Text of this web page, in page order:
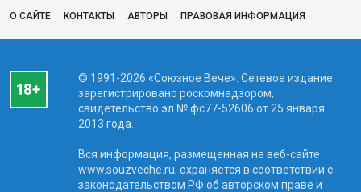
О САЙТЕ КОНТАКТЫ АВТОРЫ ПРАВОВАЯ ИНФОРМАЦИЯ
© 1991-2026 «Союзное Вече». Сетевое издание
зарегистрировано роскомнадзором,
свидетельство эл № фc77-52606 от 25 января
2013 года.
Вся информация, размещенная на веб-сайте
www.souzveche.ru, охраняется в соответствии с
законодательством РФ об авторском праве и